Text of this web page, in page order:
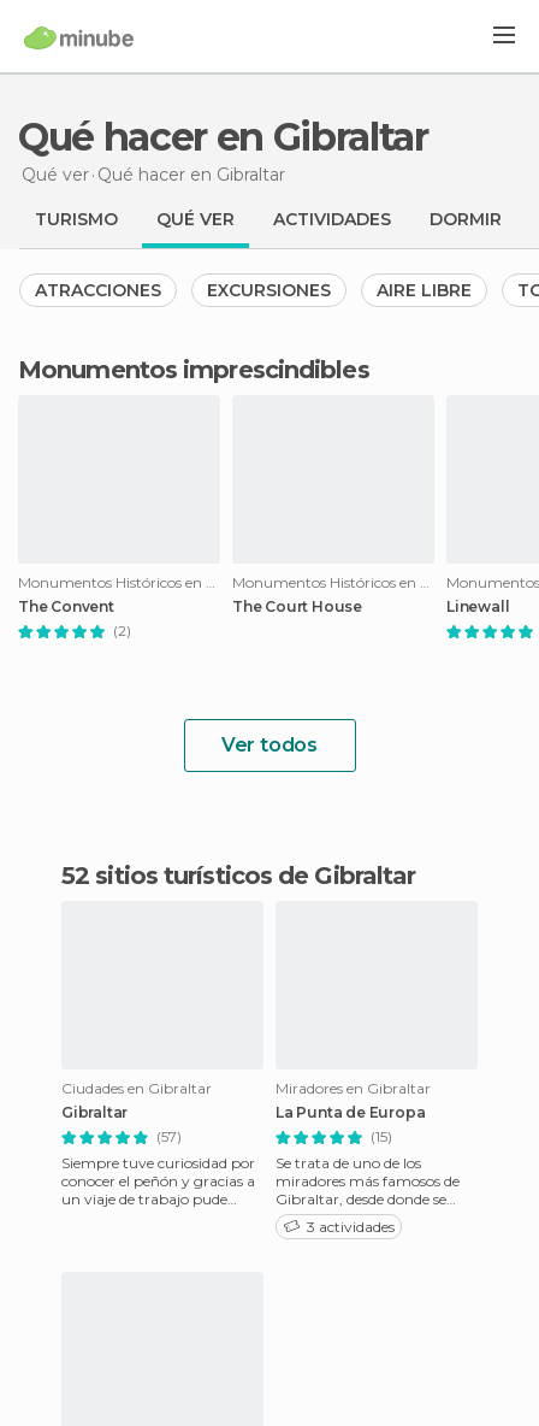
Qué hacer en Gibraltar
Qué ver Qué hacer en Gibraltar
TURISMO QUÉ VER ACTIVIDADES DORMIR
ATRACCIONES EXCURSIONES AIRE LIBRE
Monumentos imprescindibles
Monumentos Históricos en Gibraltar
The Convent
(2)
Monumentos Históricos en Gibraltar
The Court House
Linewall
Ver todos
52 sitios turísticos de Gibraltar
Ciudades en Gibraltar
Gibraltar
(57)
Siempre tuve curiosidad por
conocer el peñón y gracias a
un viaje de trabajo pude
Miradores en Gibraltar
La Punta de Europa
(15)
Se trata de uno de los
miradores más famosos de
Gibraltar, desde donde se
puede ver el final de España
con el principio de África.
3 actividades